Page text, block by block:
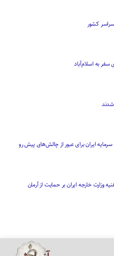
کشور
به اسلام‌آباد
ایران برای عبور از چالش‌های پیش رو
وزارت خارجه ایران بر حمایت از آرمان